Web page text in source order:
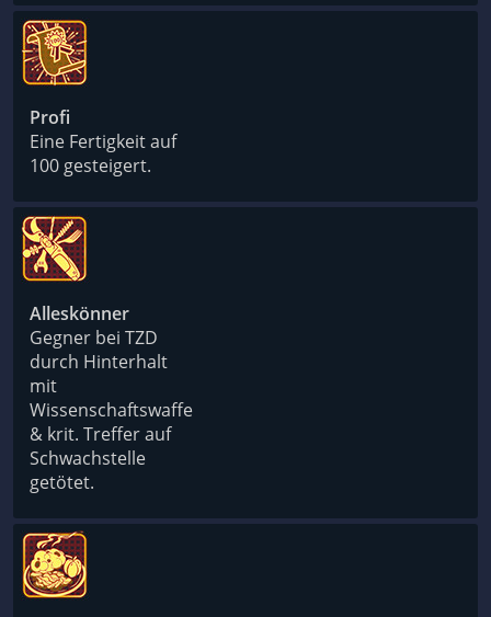
Profi
Eine Fertigkeit auf
100 gesteigert.
Alleskönner
Gegner bei TZD
durch Hinterhalt
mit
Wissenschaftswaffe
& krit. Treffer auf
Schwachstelle
getötet.